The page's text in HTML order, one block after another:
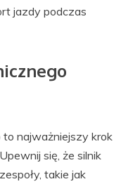
jazdy podczas
najważniejszy krok
się, że silnik
takie jak